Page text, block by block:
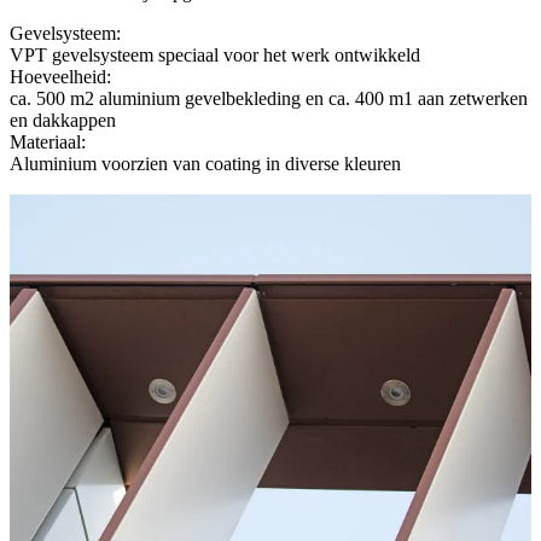
Gevelsysteem:
VPT gevelsysteem speciaal voor het werk ontwikkeld
Hoeveelheid:
ca. 500 m2 aluminium gevelbekleding en ca. 400 m1 aan zetwerken
en dakkappen
Materiaal:
Aluminium voorzien van coating in diverse kleuren